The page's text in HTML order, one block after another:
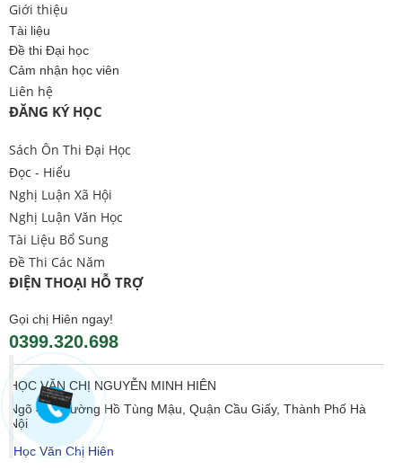
Giới thiệu
Tài liệu
Đề thi Đại học
Cảm nhận học viên
Liên hệ
ĐĂNG KÝ HỌC
Sách Ôn Thi Đại Học
Đọc - Hiểu
Nghị Luận Xã Hội
Nghị Luận Văn Học
Tài Liệu Bổ Sung
Đề Thi Các Năm
ĐIỆN THOẠI HỖ TRỢ
Gọi chị Hiên ngay!
0399.320.698
HỌC VĂN CHỊ NGUYỄN MINH HIÊN
Ngõ 406 Đường Hồ Tùng Mậu, Quận Cầu Giấy, Thành Phố Hà
Nội
Học Văn Chị Hiên